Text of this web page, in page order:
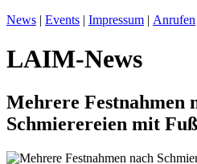
News | Events | Impressum | Anrufen
LAIM-News
Mehrere Festnahmen
Schmierereien mit